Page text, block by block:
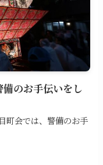
のお手伝いをし
町会では、警備のお手